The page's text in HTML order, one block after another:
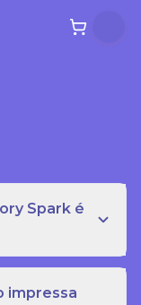
Spark é
impressa